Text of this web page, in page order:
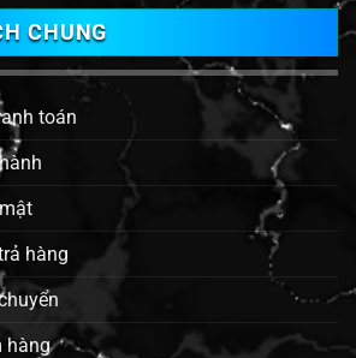
CHUNG
toán
hàng
hàng